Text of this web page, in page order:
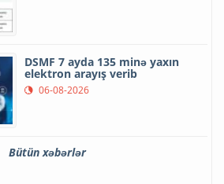
DSMF 7 ayda 135 minə yaxın
elektron arayış verib
06-08-2026
Bütün xəbərlər